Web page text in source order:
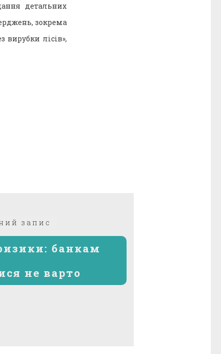
детальних
зокрема
вирубки лісів»,
запис
запис:
банкам
не варто